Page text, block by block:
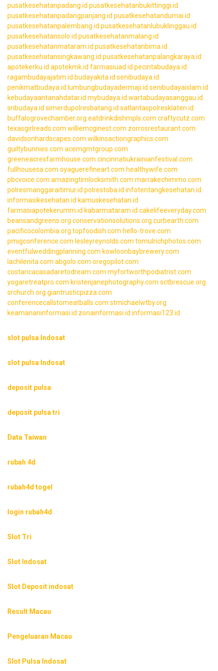
pusatkesehatanpadang.id pusatkesehatanbukittinggi.id
pusatkesehatanpadangpanjang.id pusatkesehatandumai.id
pusatkesehatanpalembang.id pusatkesehatanlubuklinggau.id
pusatkesehatansolo.id pusatkesehatanmalang.id
pusatkesehatanmataram.id pusatkesehatanbima.id
pusatkesehatansingkawang.id pusatkesehatanpalangkaraya.id
apotekerku.id apotekmk.id farmasiuad.id pecintabudaya.id
ragambudayajatim.id budayakita.id senibudaya.id
penikmatbudaya.id lumbungbudayadermaji.id senibudayaislam.id
kebudayaantanahdatar.id mybudaya.id wartabudayasanggau.id
sribudaya.id simerdupolresbatang.id satlantaspolresklaten.id
buffalogrovechamber.org eatdrinkdishmpls.com craftycutz.com
texasgirlreads.com williemcginest.com zorrosrestaurant.com
davidsonhardscapes.com wilkinsactiongraphics.com
guiltybunnies.com acemgmtgroup.com
greeneacresfarmhouse.com cincinnatiukrainianfestival.com
fullhousesa.com oyaguerefineart.com healthywife.com
pbcvoice.com amazingtimlocksmith.com marrakechimmo.com
polresmanggaraitimur.id polrestoba.id infotentangkesehatan.id
informasikesehatan.id kamuskesehatan.id
farmasiapotekerumm.id kabarmataram.id cakelifeeveryday.com
beansandgreens.org conservationsolutions.org curbearth.com
pacificocolombia.org topfoodish.com hello-trove.com
pmigconference.com lesleyreynolds.com tomulrichphotos.com
eventfulweddingplanning.com kowloonbaybrewery.com
lachilenita.com abgolo.com oregopilot.com
costaricacasadaretodream.com myfortworthpodiatrist.com
yogaretreatpro.com kristenjanephotography.com sctbrescue.org
srchurch.org giantrusticpizza.com
conferencecallstomeatballs.com stmichaelwtby.org
keamananinformasi.id zonainformasi.id informasi123.id
slot pulsa Indosat
slot pulsa Indosat
deposit pulsa
deposit pulsa tri
Data Taiwan
rubah 4d
rubah4d togel
login rubah4d
Slot Tri
Slot Indosat
Slot Deposit indosat
Result Macau
Pengeluaran Macau
Slot Pulsa Indosat